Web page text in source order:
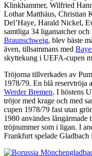
Klinkhammer, Wilfried
Lothar Matthäus, Christian
Del’Haye, Harald Nickel,
samtliga 34 ligamatcher
Braunschweig, blev bäste
även, tillsammans med
skyttekung i UEFA-cupen
Tröjorna tillverkades av
1978/79. En blå reservtröja
Werder Bremen. I höstens
tröjor med krage och med
cupen 1978/79 fast utan
1980 användes långärmade
tröjnummer som i ligan. I
Frankfurt spelade